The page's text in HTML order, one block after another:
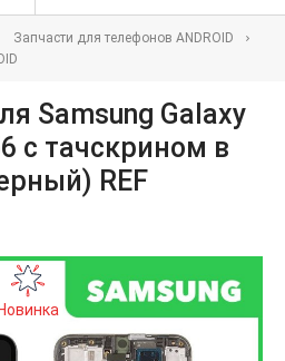
Запчасти для телефонов ANDROID
Samsung Galaxy
с тачскрином в
REF
Новинка